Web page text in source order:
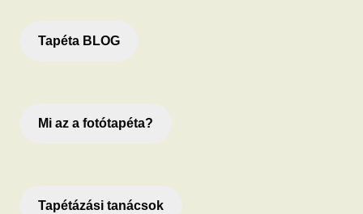
Tapéta BLOG
Mi az a fotótapéta?
Tapétázási tanácsok